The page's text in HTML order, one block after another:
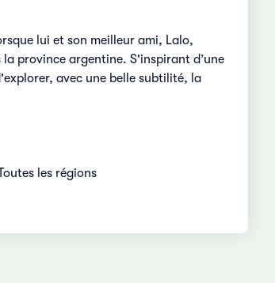
lui et son meilleur ami, Lalo,
province argentine. S'inspirant d’une
avec une belle subtilité, la
les régions